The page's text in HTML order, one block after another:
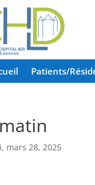
Patients/
mars 28, 2025